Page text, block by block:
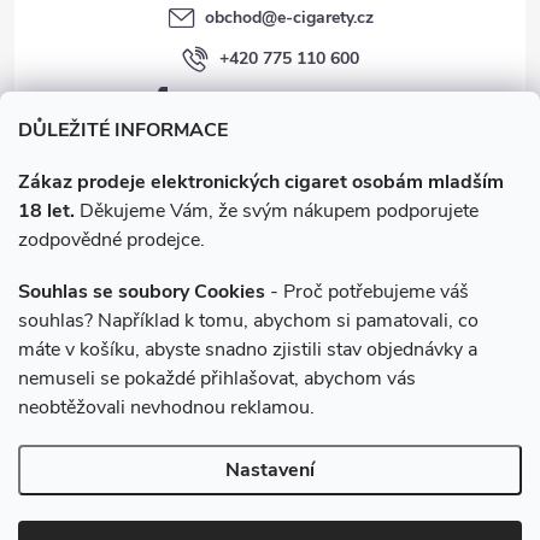
DŮLEŽITÉ INFORMACE
Zákaz prodeje elektronických cigaret osobám mladším
18 let. Děkujeme Vám, že svým nákupem podporujete
zodpovědné prodejce.
Souhlas se soubory Cookies - Proč potřebujeme váš
souhlas? Například k tomu, abychom si pamatovali, co
máte v košíku, abyste snadno zjistili stav objednávky a
nemuseli se pokaždé přihlašovat, abychom vás
neobtěžovali nevhodnou reklamou.
Nastavení
obchod@e-cigarety.cz
+420 775 110 600
facebook.com/e-cigarety.cz
Instagram
e-cigarety.cz. Všechna práva vyhrazena.
nastavení cookies